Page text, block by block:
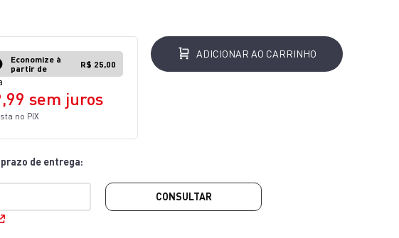
Economize à
partir de
R$ 25,00
,99 sem juros
no PIX
ADICIONAR AO CARRINHO
CONSULTAR